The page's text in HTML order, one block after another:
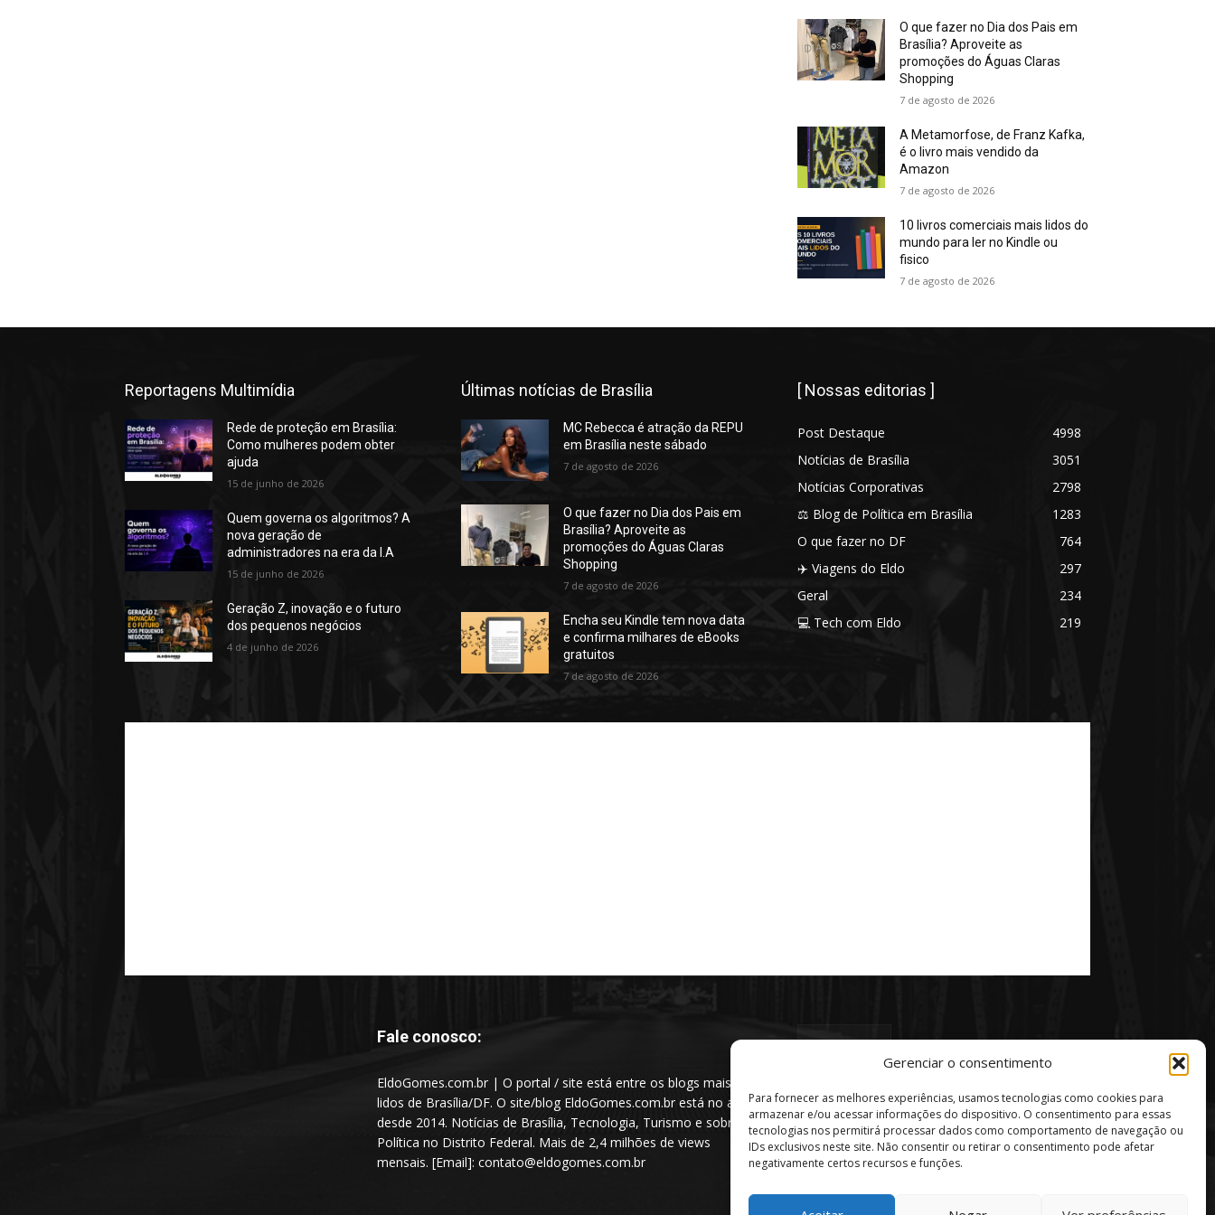
Gerenciar o consentimento
Para fornecer as melhores experiências, usamos tecnologias como cookies para
armazenar e/ou acessar informações do dispositivo. O consentimento para essas
tecnologias nos permitirá processar dados como comportamento de navegação ou
IDs exclusivos neste site. Não consentir ou retirar o consentimento pode afetar
negativamente certos recursos e funções.
O que fazer no Dia dos Pais em
Brasília? Aproveite as
promoções do Águas Claras
Shopping
7 de agosto de 2026
A Metamorfose, de Franz Kafka,
é o livro mais vendido da
Amazon
7 de agosto de 2026
10 livros comerciais mais lidos do
mundo para ler no Kindle ou
fisico
7 de agosto de 2026
Reportagens Multimídia
Rede de proteção em Brasília:
Como mulheres podem obter
ajuda
15 de junho de 2026
Quem governa os algoritmos? A
nova geração de
administradores na era da I.A
15 de junho de 2026
Geração Z, inovação e o futuro
dos pequenos negócios
4 de junho de 2026
Últimas notícias de Brasília
MC Rebecca é atração da REPU
em Brasília neste sábado
7 de agosto de 2026
O que fazer no Dia dos Pais em
Brasília? Aproveite as
promoções do Águas Claras
Shopping
7 de agosto de 2026
Encha seu Kindle tem nova data
e confirma milhares de eBooks
gratuitos
7 de agosto de 2026
[ Nossas editorias ]
Post Destaque
4998
Notícias de Brasília
3051
Notícias Corporativas
2798
⚖️ Blog de Política em Brasília
1283
O que fazer no DF
764
✈️ Viagens do Eldo
297
Geral
234
💻 Tech com Eldo
219
Fale conosco:
EldoGomes.com.br | O portal / site está entre os blogs mais
lidos de Brasília/DF. O site/blog EldoGomes.com.br está no ar
desde 2014. Notícias de Brasília, Tecnologia, Turismo e sobre a
Política no Distrito Federal. Mais de 2,4 milhões de views
mensais. [Email]: contato@eldogomes.com.br